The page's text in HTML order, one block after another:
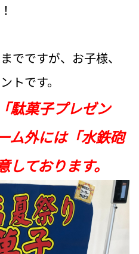
でですが、お子様、
トです。
駄菓子プレゼン
ム外には「水鉄砲
ております。